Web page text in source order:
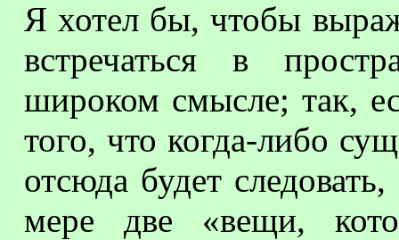
Я хотел бы, чтобы
встречаться в
широком смысле; так,
того, что когда-либо
отсюда будет
мере две «вещи,